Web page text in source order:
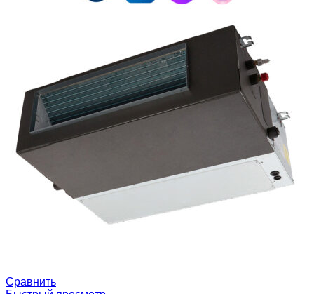
Сравнить